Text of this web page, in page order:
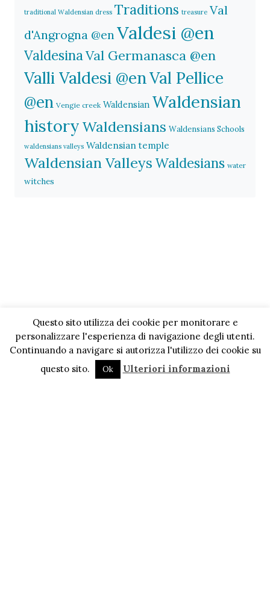
traditional Waldensian dress Traditions treasure Val
d'Angrogna @enValdesi @en
ValdesinaVal Germanasca @en
Valli Valdesi @enVal Pellice
@en Vengie creek Waldensian Waldensian
historyWaldensians Waldensians Schools
waldensians valleys Waldensian temple
Waldensian Valleys Waldesians water
witches
Questo sito utilizza dei cookie per monitorare e
personalizzare l'esperienza di navigazione degli utenti.
Continuando a navigare si autorizza l'utilizzo dei cookie su
questo sito.
Ok Ulteriori informazioni